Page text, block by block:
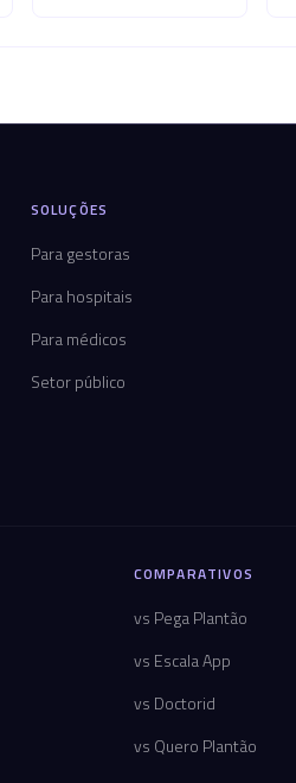
SOLUÇÕES
Para gestoras
Para hospitais
Para médicos
Setor público
COMPARATIVOS
vs Pega Plantão
vs Escala App
vs Doctorid
vs Quero Plantão